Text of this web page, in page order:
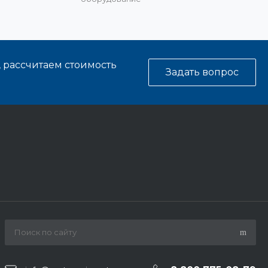
стоимость
Задать вопрос